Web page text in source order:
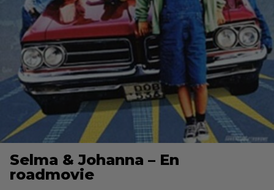
Selma & Johanna – En
roadmovie